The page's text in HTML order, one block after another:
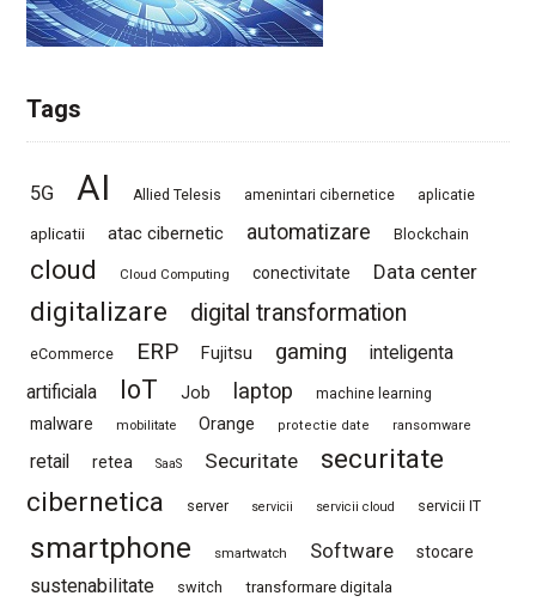
Tags
5G AI Allied Telesis amenintari cibernetice aplicatie
aplicatii atac cibernetic automatizare Blockchain
cloud Cloud Computing conectivitate Data center
digitalizare digital transformation
eCommerce ERP Fujitsu gaming
inteligenta
artificiala
IoT Job laptop machine learning
malware mobilitate Orange protectie date ransomware
retail retea SaaS Securitate
securitate
cibernetica
server servicii servicii cloud servicii IT
smartphone smartwatch Software stocare
sustenabilitate switch transformare digitala